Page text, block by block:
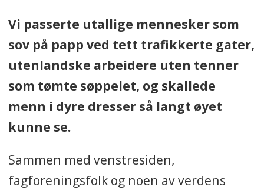
Vi passerte utallige mennesker som
sov på papp ved tett trafikkerte gater,
utenlandske arbeidere uten tenner
som tømte søppelet, og skallede
menn i dyre dresser så langt øyet
kunne se.
Sammen med venstresiden,
fagforeningsfolk og noen av verdens